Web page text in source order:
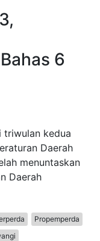
6
triwulan kedua
Daerah
menuntaskan
Daerah
Propemperda